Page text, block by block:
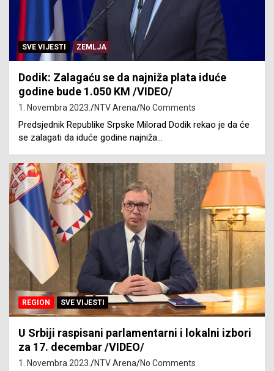
SVE VIJESTI ZEMLJA
Dodik: Zalagaću se da najniža plata iduće
godine bude 1.050 KM /VIDEO/
1. Novembra 2023. NTV Arena No Comments
Predsjednik Republike Srpske Milorad Dodik rekao je da će
se zalagati da iduće godine najniža…
REGION SVE VIJESTI
U Srbiji raspisani parlamentarni i lokalni izbori
za 17. decembar /VIDEO/
1. Novembra 2023. NTV Arena No Comments